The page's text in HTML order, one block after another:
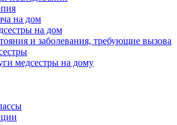
на дом
на дом
и заболевания, требующие вызова
медсестры на дому